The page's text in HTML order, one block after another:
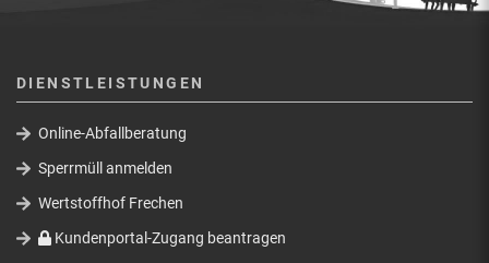
DIENSTLEISTUNGEN
Online-Abfallberatung
Sperrmüll anmelden
Wertstoffhof Frechen
Kundenportal-Zugang beantragen